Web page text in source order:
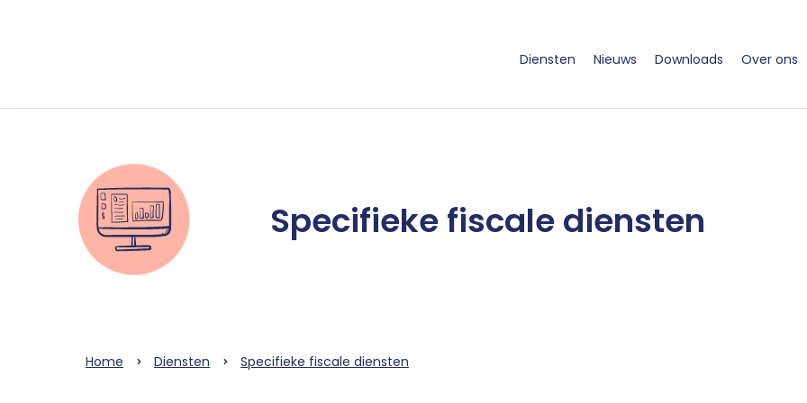
Diensten Nieuws Downloads Over ons
Specifieke fiscale diensten
Home Diensten Specifieke fiscale diensten